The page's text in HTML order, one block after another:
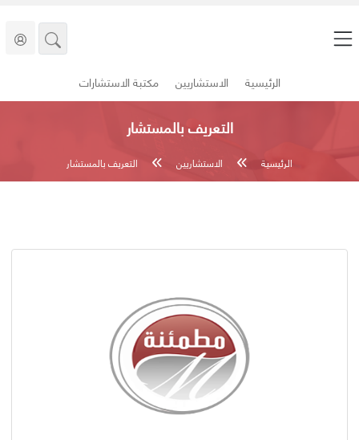
الرئيسية الاستشاريين مكتبة الاستشارات
التعريف بالمستشار
الرئيسية الاستشاريين التعريف بالمستشار